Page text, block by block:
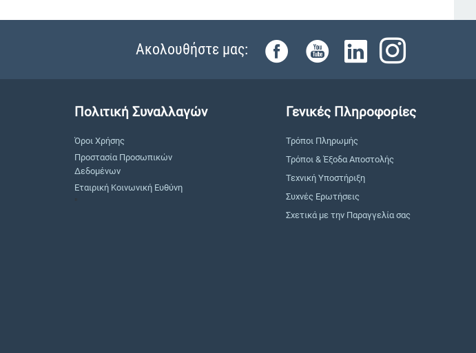
Ακολουθήστε μας:
Πολιτική Συναλλαγών
Όροι Χρήσης
Προστασία Προσωπικών
Δεδομένων
Εταιρική Κοινωνική Ευθύνη
"
Γενικές Πληροφορίες
Τρόποι Πληρωμής
Τρόποι & Έξοδα Αποστολής
Τεχνική Υποστήριξη
Συχνές Ερωτήσεις
Σχετικά με την Παραγγελία σας